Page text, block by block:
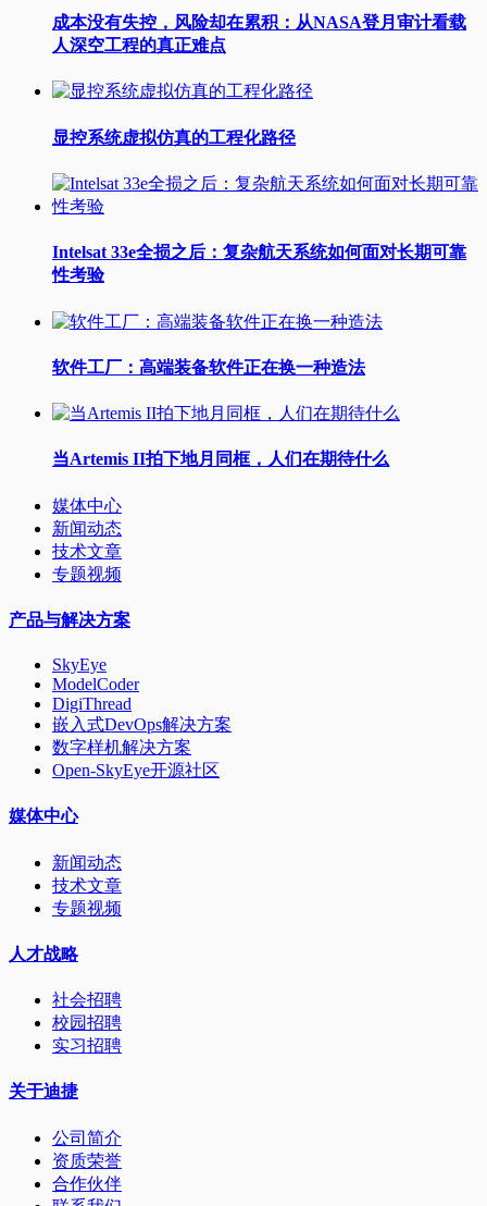
成本没有失控，风险却在累积：从NASA登月审计看载
人深空工程的真正难点
显控系统虚拟仿真的工程化路径
Intelsat 33e全损之后：复杂航天系统如何面对长期可靠
性考验
软件工厂：高端装备软件正在换一种造法
当Artemis II拍下地月同框，人们在期待什么
媒体中心
新闻动态
技术文章
专题视频
产品与解决方案
SkyEye
ModelCoder
DigiThread
嵌入式DevOps解决方案
数字样机解决方案
Open-SkyEye开源社区
媒体中心
新闻动态
技术文章
专题视频
人才战略
社会招聘
校园招聘
实习招聘
关于迪捷
公司简介
资质荣誉
合作伙伴